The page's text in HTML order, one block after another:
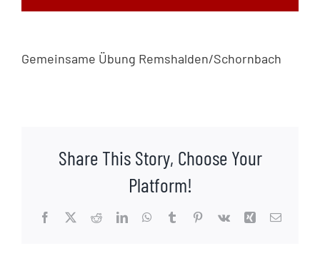
Gemeinsame Übung Remshalden/Schornbach
Share This Story, Choose Your
Platform!
Facebook
X RedditLinkedInWhatsApp
TumblrPinterest
Vk Xing E-